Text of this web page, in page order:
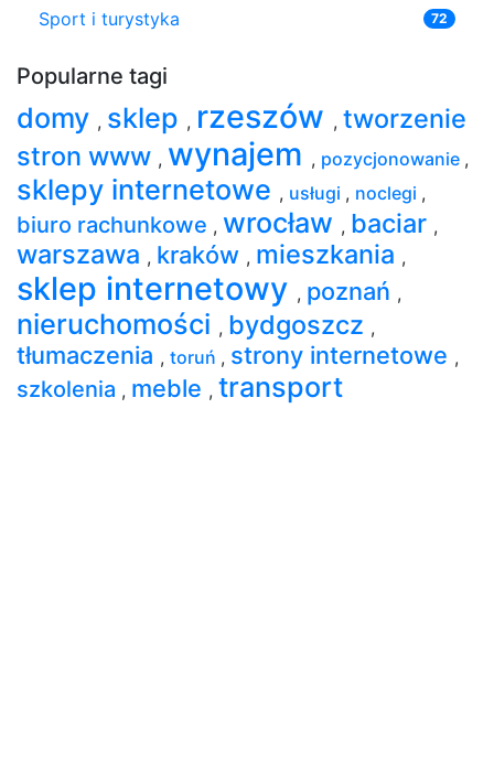
Sport i turystyka 72
Popularne tagi
domy , sklep , rzeszów , tworzenie
stron www , wynajem , pozycjonowanie ,
sklepy internetowe , usługi , noclegi ,
biuro rachunkowe , wrocław , baciar ,
warszawa , kraków , mieszkania ,
sklep internetowy , poznań ,
nieruchomości , bydgoszcz ,
tłumaczenia , toruń , strony internetowe ,
szkolenia , meble , transport